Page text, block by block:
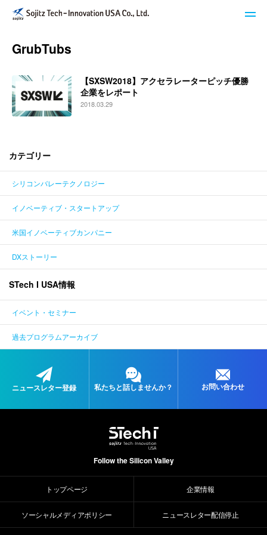
STech I USAのサービス
ブログ
イベント・セミナー
キーワードで探す
STech I USAについて
ENGLISH
GrubTubs
【SXSW2018】アクセラレーターピッチ優勝
企業をレポート
2018.03.29
カテゴリー
シリコンバレーテクノロジー
イノベーティブ・スタートアップ
米国イノベーティブカンパニー
DXストーリー
STech I USA情報
イベント・セミナー
過去プログラムアーカイブ
ニュースレター登録 私たちと話しませんか？ お問い合わせ
Follow the Silicon Valley
トップページ 企業情報
ソーシャルメディアポリシー ニュースレター配信停止